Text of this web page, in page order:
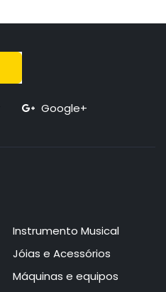
Google+
Instrumento Musical
Jóias e Acessórios
Máquinas e equipos